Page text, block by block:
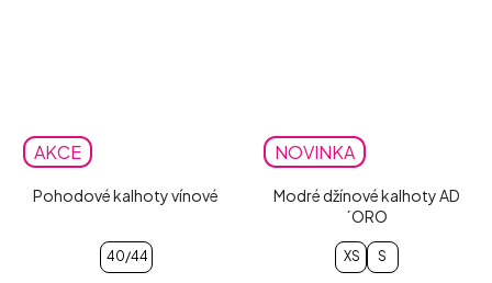
AKCE
Pohodové kalhoty vínové
40/44
NOVINKA
Modré džínové kalhoty AD
´ORO
XS S